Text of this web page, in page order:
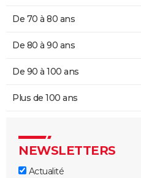
De 70 à 80 ans
De 80 à 90 ans
De 90 à 100 ans
Plus de 100 ans
NEWSLETTERS
Actualité